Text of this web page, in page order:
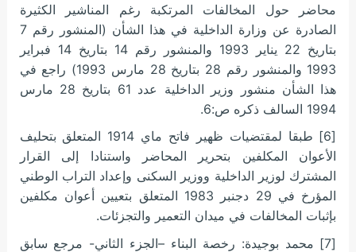
محاضر حول المخالفات المرتكبة رغم المناشير الكثيرة
الصادرة عن وزارة الداخلية في هذا الشأن (المنشور رقم 7
بتاريخ 22 يناير 1993 والمنشور رقم 14 بتاريخ 14 فبراير
1993 والمنشور رقم 28 بتاريخ 28 مارس 1993) راجع في
هذا الشأن منشور وزير الداخلية عدد 61 بتاريخ 28 مارس
1994 السالف ذكره ص:6.
[6] طبقا لمقتضيات ظهير فاتح ماي 1914 المتعلق بتحليف
الأعوان المكلفين بتحرير المحاضر واستنادا إلى القرار
المشترك لوزير الداخلية ووزير السكنى وإعداد التراب الوطني
المؤرخ في 29 دجنبر 1983 المتعلق بتعيين أعوان مكلفين
بإثبات المخالفات في ميدان التعمير والتجزئات.
[7] محمد بوجيدة: رخصة البناء –الجزء الثاني- مرجع سابق